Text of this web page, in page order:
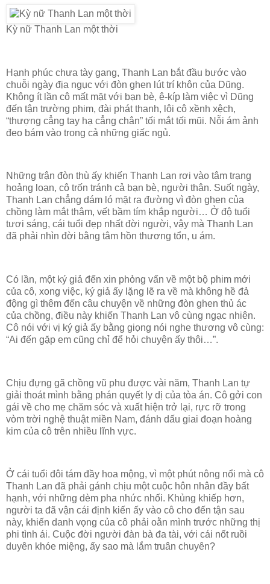
Kỳ nữ Thanh Lan một thời
Hạnh phúc chưa tày gang, Thanh Lan bắt đầu bước vào
chuỗi ngày địa ngục với đòn ghen lút trí khôn của Dũng.
Không ít lần cô mất mặt với bạn bè, ê-kíp làm việc vì Dũng
đến tận trường phim, đài phát thanh, lôi cô xềnh xệch,
“thượng cẳng tay hạ cẳng chân” tối mắt tối mũi. Nỗi ám ảnh
đeo bám vào trong cả những giấc ngủ.
Những trận đòn thù ấy khiến Thanh Lan rơi vào tâm trạng
hoảng loạn, cô trốn tránh cả bạn bè, người thân. Suốt ngày,
Thanh Lan chẳng dám ló mặt ra đường vì đòn ghen của
chồng làm mắt thâm, vết bầm tím khắp người… Ở độ tuổi
tươi sáng, cái tuổi đẹp nhất đời người, vậy mà Thanh Lan
đã phải nhìn đời bằng tâm hồn thương tổn, u ám.
Có lần, một ký giả đến xin phỏng vấn về một bộ phim mới
của cô, xong việc, ký giả ấy lặng lẽ ra về mà không hề đả
động gì thêm đến câu chuyện về những đòn ghen thủ ác
của chồng, điều này khiến Thanh Lan vô cùng ngạc nhiên.
Cô nói với vị ký giả ấy bằng giọng nói nghe thương vô cùng:
“Ai đến gặp em cũng chỉ để hỏi chuyện ấy thôi…”.
Chịu đựng gã chồng vũ phu được vài năm, Thanh Lan tự
giải thoát mình bằng phán quyết ly dị của tòa án. Cô gởi con
gái về cho mẹ chăm sóc và xuất hiện trở lại, rực rỡ trong
vòm trời nghệ thuật miền Nam, đánh dấu giai đoạn hoàng
kim của cô trên nhiều lĩnh vực.
Ở cái tuổi đôi tám đầy hoa mộng, vì một phút nông nổi mà cô
Thanh Lan đã phải gánh chịu một cuộc hôn nhân đầy bất
hạnh, với những dèm pha nhức nhối. Khủng khiếp hơn,
người ta đã vận cái định kiến ấy vào cô cho đến tận sau
này, khiến danh vọng của cô phải oằn mình trước những thị
phi tình ái. Cuộc đời người đàn bà đa tài, với cái nốt ruồi
duyên khóe miệng, ấy sao mà lắm truân chuyên?